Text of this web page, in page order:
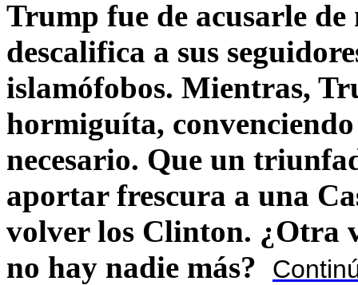
Trump fue de acusarle
descalifica a sus
islamófobos. Mientras,
hormiguíta,
necesario. Que un
aportar frescura a una
volver los Clinton. ¿Otra
no hay nadie más?